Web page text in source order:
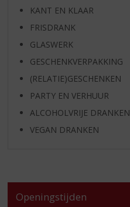
KANT EN KLAAR
FRISDRANK
GLASWERK
GESCHENKVERPAKKING
(RELATIE)GESCHENKEN
PARTY EN VERHUUR
ALCOHOLVRIJE DRANKEN
VEGAN DRANKEN
Openingstijden